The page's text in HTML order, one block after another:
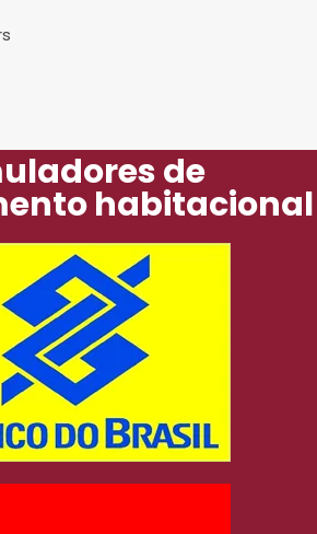
de
habitacional